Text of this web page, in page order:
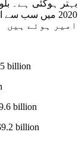
بہتر ہوگئی ہے۔
امیر ہوئے ہیں
billion
billion
billion